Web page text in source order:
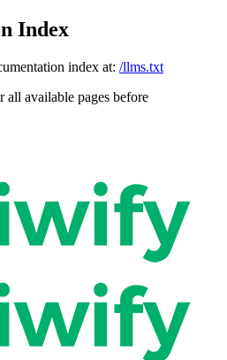
Index
index at: /llms.txt
all available pages before